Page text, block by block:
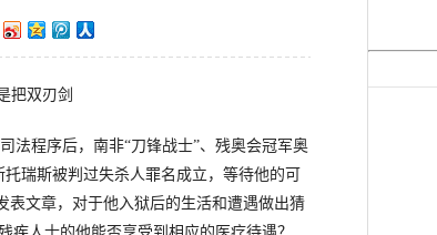
把双刃剑
程序后，南非“刀锋战士”、残奥会冠军奥
瑞斯被判过失杀人罪名成立，等待他的可
表文章，对于他入狱后的生活和遭遇做出猜